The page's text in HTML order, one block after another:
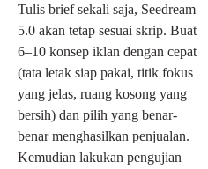
Tulis brief sekali saja, Seedream
5.0 akan tetap sesuai skrip. Buat
6–10 konsep iklan dengan cepat
(tata letak siap pakai, titik fokus
yang jelas, ruang kosong yang
bersih) dan pilih yang benar-
benar menghasilkan penjualan.
Kemudian lakukan pengujian